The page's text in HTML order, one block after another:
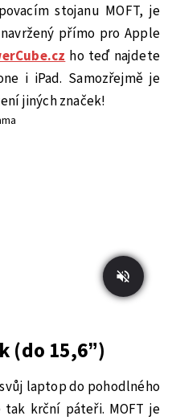
stojanu MOFT, je
přímo pro Apple
ho teď najdete
i iPad. Samozřejmě je
jiných značek!
(do 15,6”)
laptop do pohodlného
tak krční páteři. MOFT je